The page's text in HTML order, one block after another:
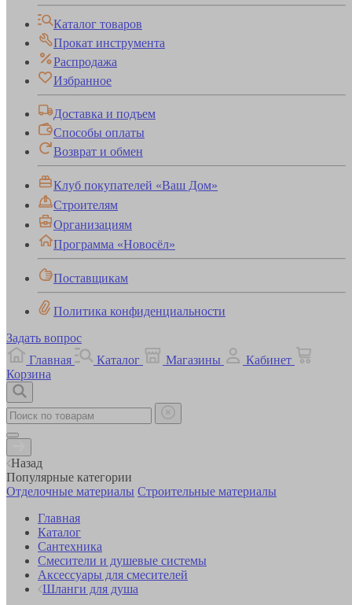
Каталог товаров
Прокат инструмента
Распродажа
Избранное
Доставка и подъем
Способы оплаты
Возврат и обмен
Клуб покупателей «Ваш Дом»
Строителям
Организациям
Программа «Новосёл»
Поставщикам
Политика конфиденциальности
Задать вопрос
Главная
Каталог Магазины
Кабинет
Корзина
Назад
Популярные категории
Отделочные материалы Строительные материалы
Главная
Каталог
Сантехника
Смесители и душевые системы
Аксессуары для смесителей
Шланги для душа